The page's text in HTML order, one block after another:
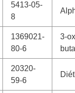
5413-05-
8
1369021-
80-6
3-
20320-
59-6